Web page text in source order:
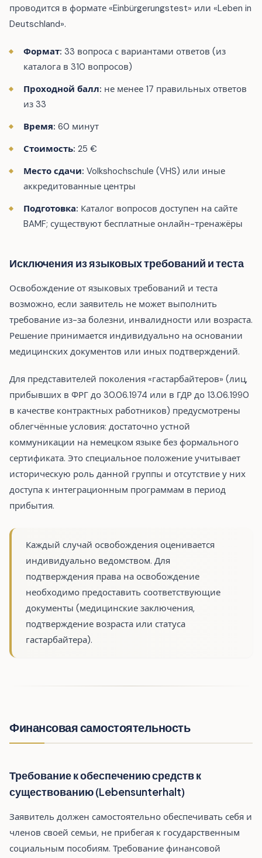
проводится в формате «Einbürgerungstest» или «Leben in
Deutschland».
Формат: 33 вопроса с вариантами ответов (из
каталога в 310 вопросов)
Проходной балл: не менее 17 правильных ответов
из 33
Время: 60 минут
Стоимость: 25 €
Место сдачи: Volkshochschule (VHS) или иные
аккредитованные центры
Подготовка: Каталог вопросов доступен на сайте
BAMF; существуют бесплатные онлайн-тренажёры
Исключения из языковых требований и теста
Освобождение от языковых требований и теста
возможно, если заявитель не может выполнить
требование из-за болезни, инвалидности или возраста.
Решение принимается индивидуально на основании
медицинских документов или иных подтверждений.
Для представителей поколения «гастарбайтеров» (лиц,
прибывших в ФРГ до 30.06.1974 или в ГДР до 13.06.1990
в качестве контрактных работников) предусмотрены
облегчённые условия: достаточно устной
коммуникации на немецком языке без формального
сертификата. Это специальное положение учитывает
историческую роль данной группы и отсутствие у них
доступа к интеграционным программам в период
прибытия.
Каждый случай освобождения оценивается
индивидуально ведомством. Для
подтверждения права на освобождение
необходимо предоставить соответствующие
документы (медицинские заключения,
подтверждение возраста или статуса
гастарбайтера).
Финансовая самостоятельность
Требование к обеспечению средств к
существованию (Lebensunterhalt)
Заявитель должен самостоятельно обеспечивать себя и
членов своей семьи, не прибегая к государственным
социальным пособиям. Требование финансовой